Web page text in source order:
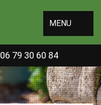
MENU
06 79 30 60 84